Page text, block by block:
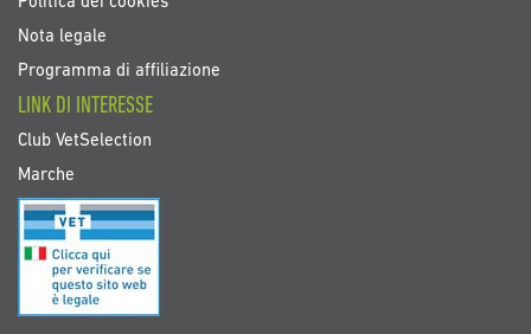
Nota legale
Programma di affiliazione
LINK DI INTERESSE
Club VetSelection
Marche